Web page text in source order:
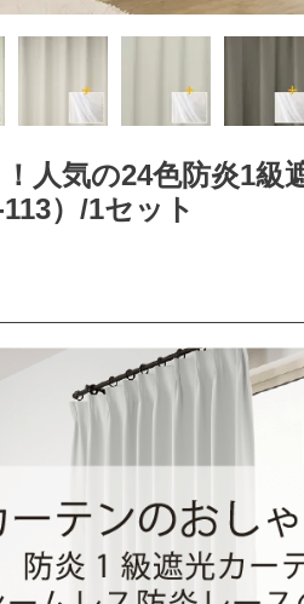
人気の24色防炎1級
）/1セット
140 8,360円
200 9,680円 19,360